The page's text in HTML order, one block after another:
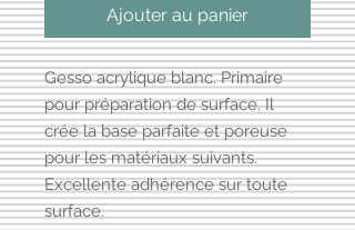
Ajouter au panier
Gesso acrylique blanc. Primaire
pour préparation de surface. Il
crée la base parfaite et poreuse
pour les matériaux suivants.
Excellente adhérence sur toute
surface.